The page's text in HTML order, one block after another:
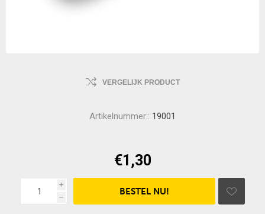
VERGELIJK PRODUCT
Artikelnummer:: 19001
€1,30
i
h